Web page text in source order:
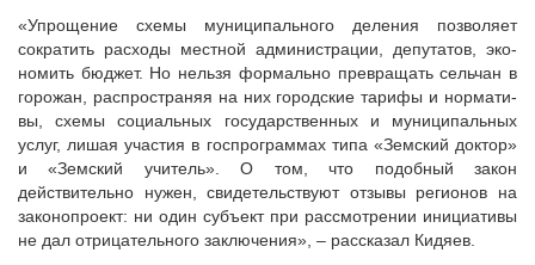
Конкурсы Совета
Семинары Совета
Издания Совета
Вопрос-ответ
ВАРМСУ
Новости ВАРМСУ
НАСЕЛЕНИЕ И МСУ
«Упрощение схемы муници­пального деления позволяет
сократить расходы местной администрации, депутатов, эко­
номить бюджет. Но нельзя фор­мально превращать сельчан в
горожан, распространяя на них городские тарифы и нормати­
вы, схемы социальных госу­дарственных и муниципальных
услуг, лишая участия в госпро­граммах типа «Земский доктор»
и «Земский учитель». О том, что подобный закон
действительно нужен, свидетельствуют отзы­вы регионов на
законопроект: ни один субъект при рассмотре­нии инициативы
не дал отрица­тельного заключения», – рас­сказал Кидяев.